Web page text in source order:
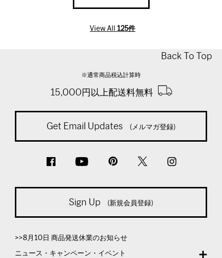
View All125件
Back To Top
※通常商品税込計算時
15,000円以上配送料無料
Get Email Updates (メルマガ登録)
Sign Up (新規会員登録)
>>8月10日 商品発送休業のお知らせ
ニュース・キャンペーン・イベント